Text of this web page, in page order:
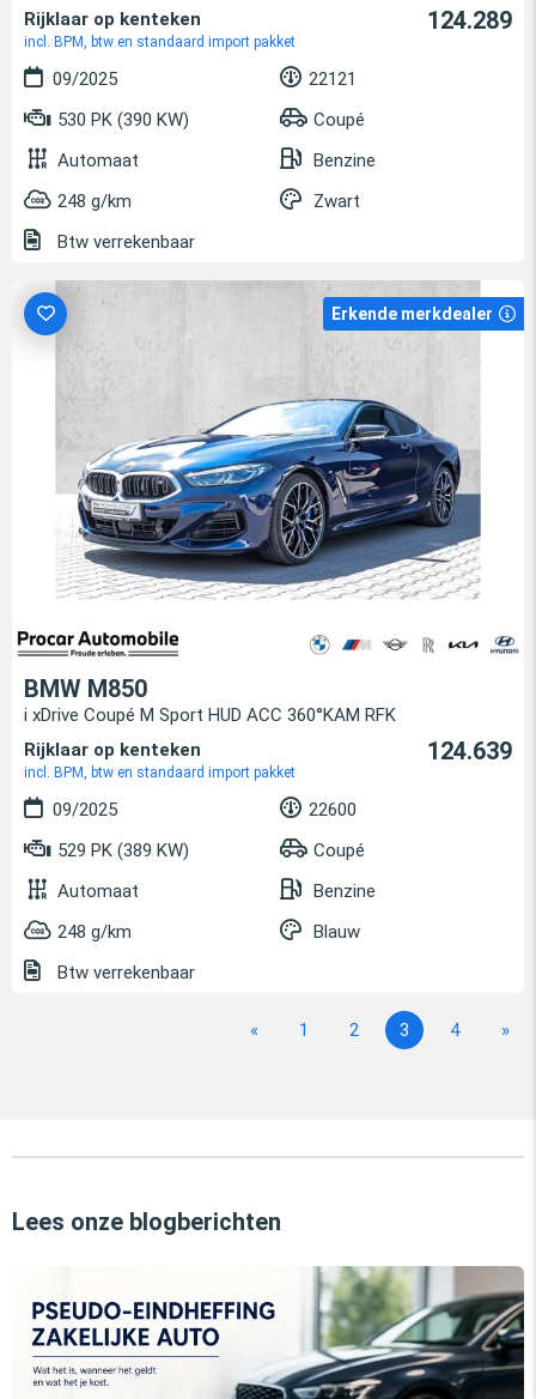
Rijklaar op kenteken
incl. BPM, btw en standaard import pakket
124.289
09/2025
22121
530 PK (390 KW)
Coupé
Automaat
Benzine
248 g/km
Zwart
Btw verrekenbaar
Erkende merkdealer
BMW M850
i xDrive Coupé M Sport HUD ACC 360°KAM RFK
Rijklaar op kenteken
incl. BPM, btw en standaard import pakket
124.639
09/2025
22600
529 PK (389 KW)
Coupé
Automaat
Benzine
248 g/km
Blauw
Btw verrekenbaar
« 1 2 3 4 »
Lees onze blogberichten